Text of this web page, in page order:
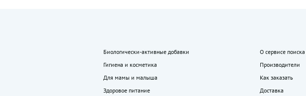
Биологически-активные добавки
Гигиена и косметика
Для мамы и малыша
Здоровое питание
О сервисе поиска
Производители
Как заказать
Доставка